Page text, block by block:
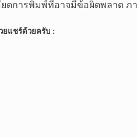
ยดการพิมพ์ที่อาจมีข้อผิดพลาด
แชร์ด้วยครับ :